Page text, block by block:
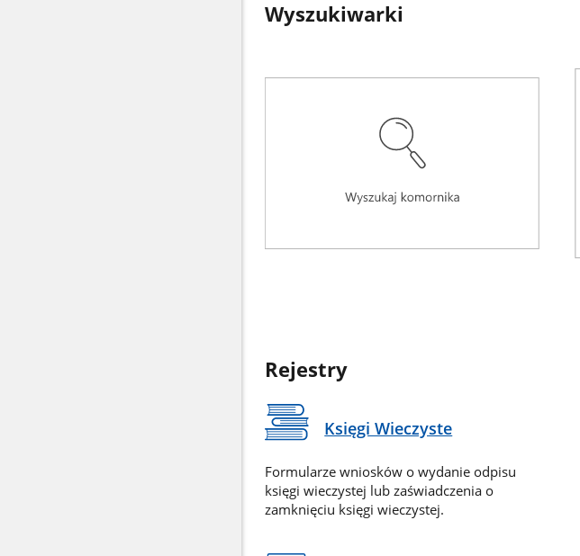
Wyszukiwarki
Rejestry
Księgi Wieczyste
Formularze wniosków o wydanie odpisu
księgi wieczystej lub zaświadczenia o
zamknięciu księgi wieczystej.